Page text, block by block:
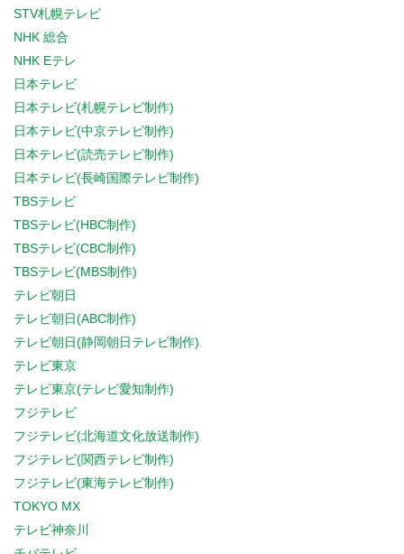
STV札幌テレビ
NHK 総合
NHK Eテレ
日本テレビ
日本テレビ(札幌テレビ制作)
日本テレビ(中京テレビ制作)
日本テレビ(読売テレビ制作)
日本テレビ(長崎国際テレビ制作)
TBSテレビ
TBSテレビ(HBC制作)
TBSテレビ(CBC制作)
TBSテレビ(MBS制作)
テレビ朝日
テレビ朝日(ABC制作)
テレビ朝日(静岡朝日テレビ制作)
テレビ東京
テレビ東京(テレビ愛知制作)
フジテレビ
フジテレビ(北海道文化放送制作)
フジテレビ(関西テレビ制作)
フジテレビ(東海テレビ制作)
TOKYO MX
テレビ神奈川